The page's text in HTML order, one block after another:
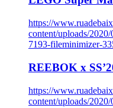
https://
content/uploads/
7193-fileminimizer-
REEBOK x
https://
content/uploads/